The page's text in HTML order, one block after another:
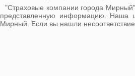
"Страховые компании города
представленную информацию. Наша
Мирный. Если вы нашли